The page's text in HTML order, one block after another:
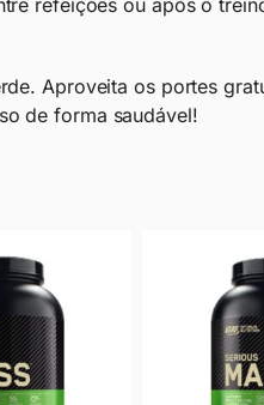
refeições ou após o
Aproveita os portes
de forma saudável!